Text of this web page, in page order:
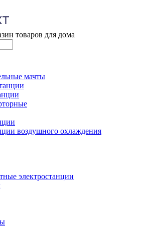
товаров для дома
мачты
воздушного охлаждения
электростанции